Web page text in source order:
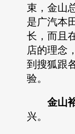
束，金山
是广汽本
长，而且
店的理念
到搜狐跟
验。
金山
兴。